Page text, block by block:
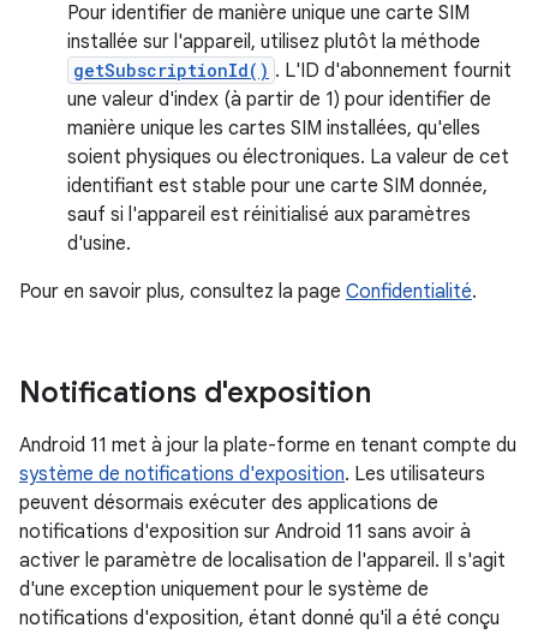
Pour identifier de manière unique une carte SIM
installée sur l'appareil, utilisez plutôt la méthode
getSubscriptionId() . L'ID d'abonnement fournit
une valeur d'index (à partir de 1) pour identifier de
manière unique les cartes SIM installées, qu'elles
soient physiques ou électroniques. La valeur de cet
identifiant est stable pour une carte SIM donnée,
sauf si l'appareil est réinitialisé aux paramètres
d'usine.
Pour en savoir plus, consultez la page Confidentialité.
Notifications d'exposition
Android 11 met à jour la plate-forme en tenant compte du
système de notifications d'exposition. Les utilisateurs
peuvent désormais exécuter des applications de
notifications d'exposition sur Android 11 sans avoir à
activer le paramètre de localisation de l'appareil. Il s'agit
d'une exception uniquement pour le système de
notifications d'exposition, étant donné qu'il a été conçu